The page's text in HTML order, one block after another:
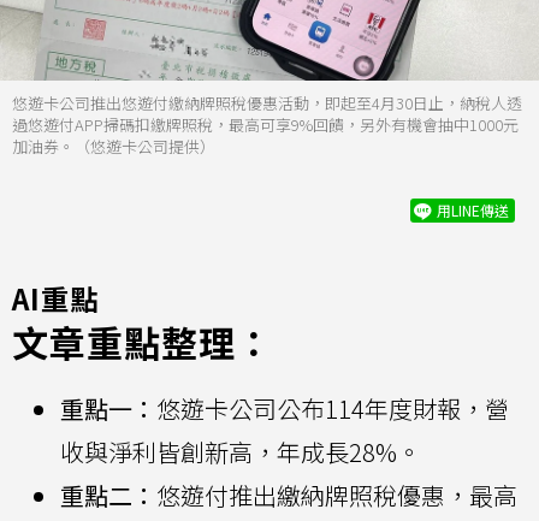
悠遊卡公司推出悠遊付繳納牌照稅優惠活動，即起至4月30日止，納稅人透
過悠遊付APP掃碼扣繳牌照稅，最高可享9%回饋，另外有機會抽中1000元
加油券。（悠遊卡公司提供）
用LINE傳送
AI重點
文章重點整理：
重點一： 悠遊卡公司公布114年度財報，營
收與淨利皆創新高，年成長28%。
重點二： 悠遊付推出繳納牌照稅優惠，最高